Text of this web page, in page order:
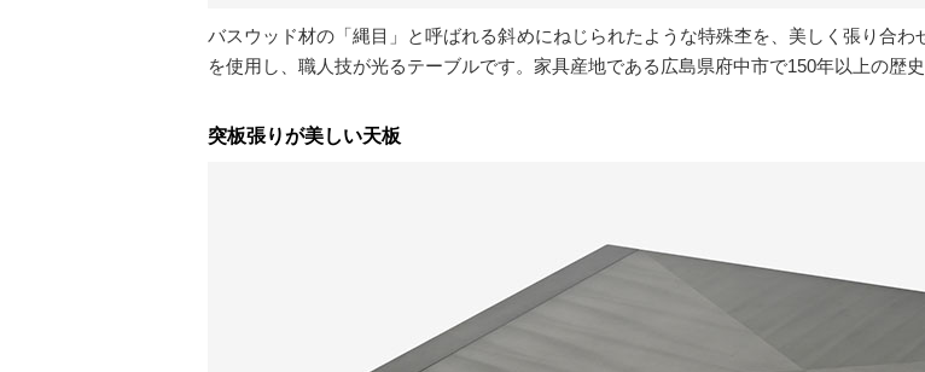
バスウッド材の「縄目」と呼ばれる斜めにねじられたような特殊杢を、美しく張り合
を使用し、職人技が光るテーブルです。家具産地である広島県府中市で150年以上の歴
突板張りが美しい天板